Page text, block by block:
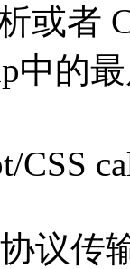
或者
中的
CSS
议传